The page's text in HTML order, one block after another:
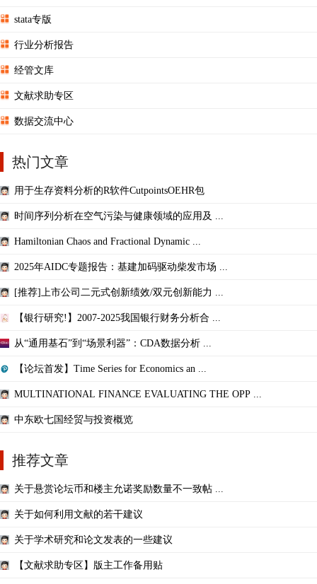
stata专版
行业分析报告
经管文库
文献求助专区
数据交流中心
热门文章
用于生存资料分析的R软件CutpointsOEHR包
时间序列分析在空气污染与健康领域的应用及 ...
Hamiltonian Chaos and Fractional Dynamic ...
2025年AIDC专题报告：基建加码驱动柴发市场 ...
[推荐]上市公司二元式创新绩效/双元创新能力 ...
【银行研究!】2007-2025我国银行财务分析合 ...
从“通用基石”到“场景利器”：CDA数据分析 ...
【论坛首发】Time Series for Economics an ...
MULTINATIONAL FINANCE EVALUATING THE OPP ...
中东欧七国经贸与投资概览
推荐文章
关于悬赏论坛币和楼主允诺奖励数量不一致帖 ...
关于如何利用文献的若干建议
关于学术研究和论文发表的一些建议
【文献求助专区】版主工作备用贴